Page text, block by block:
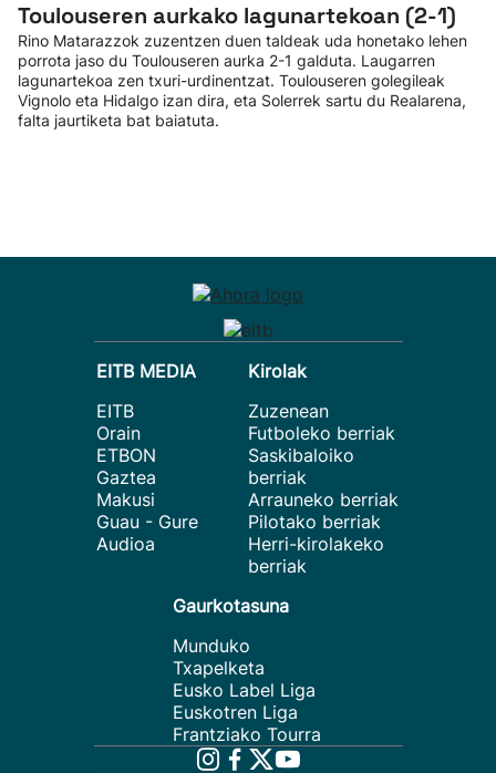
Toulouseren aurkako lagunartekoan (2-1)
Rino Matarazzok zuzentzen duen taldeak uda honetako lehen
porrota jaso du Toulouseren aurka 2-1 galduta. Laugarren
lagunartekoa zen txuri-urdinentzat. Toulouseren golegileak
Vignolo eta Hidalgo izan dira, eta Solerrek sartu du Realarena,
falta jaurtiketa bat baiatuta.
EITB MEDIA
EITB
Orain
ETBON
Gaztea
Makusi
Guau - Gure
Audioa
Kirolak
Zuzenean
Futboleko berriak
Saskibaloiko
berriak
Arrauneko berriak
Pilotako berriak
Herri-kirolakeko
berriak
Gaurkotasuna
Munduko
Txapelketa
Eusko Label Liga
Euskotren Liga
Frantziako Tourra